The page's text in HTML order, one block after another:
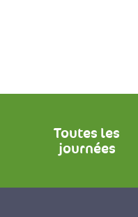
Toutes les
journées